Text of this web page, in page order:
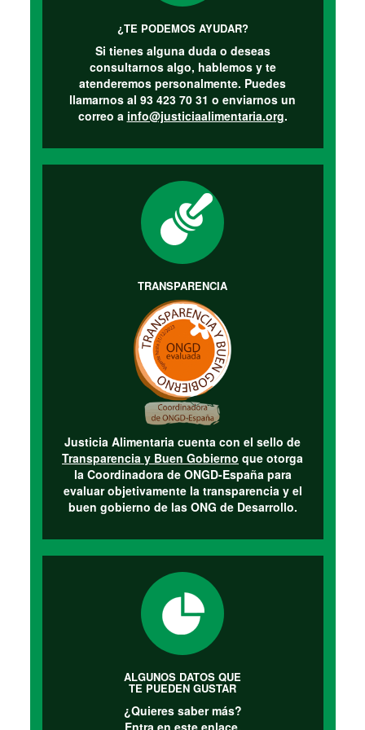
¿TE PODEMOS AYUDAR?
Si tienes alguna duda o deseas
consultarnos algo, hablemos y te
atenderemos personalmente. Puedes
llamarnos al 93 423 70 31 o enviarnos un
correo a info@justiciaalimentaria.org.
TRANSPARENCIA
Justicia Alimentaria cuenta con el sello de
Transparencia y Buen Gobierno que otorga
la Coordinadora de ONGD-España para
evaluar objetivamente la transparencia y el
buen gobierno de las ONG de Desarrollo.
ALGUNOS DATOS QUE
TE PUEDEN GUSTAR
¿Quieres saber más?
Entra en este enlace.